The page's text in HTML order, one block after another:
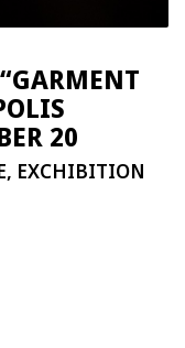
20
, EXCHIBITION